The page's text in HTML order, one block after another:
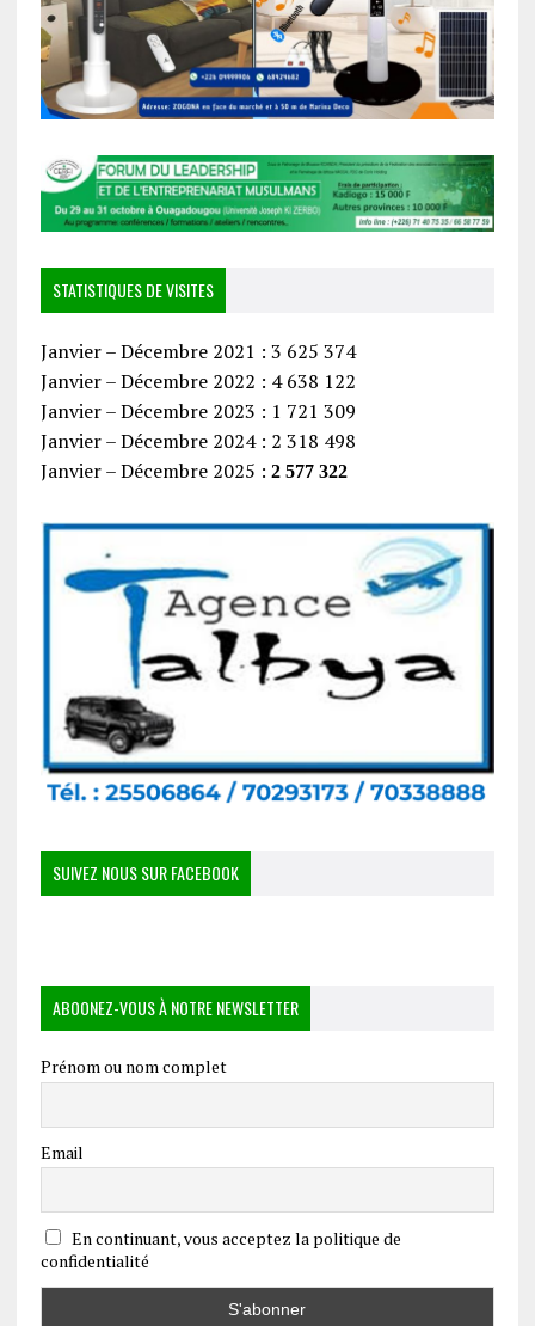
STATISTIQUES DE VISITES
Janvier – Décembre 2021 : 3 625 374
Janvier – Décembre 2022 : 4 638 122
Janvier – Décembre 2023 : 1 721 309
Janvier – Décembre 2024 : 2 318 498
Janvier – Décembre 2025 : 2 577 322
SUIVEZ NOUS SUR FACEBOOK
ABOONEZ-VOUS À NOTRE NEWSLETTER
Prénom ou nom complet
Email
En continuant, vous acceptez la politique de
confidentialité